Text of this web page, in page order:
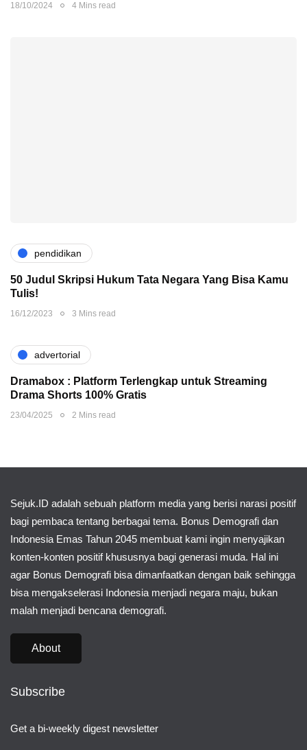
18/10/2024 4 Mins read
pendidikan
50 Judul Skripsi Hukum Tata Negara Yang Bisa Kamu
Tulis!
16/12/2023 3 Mins read
advertorial
Dramabox : Platform Terlengkap untuk Streaming
Drama Shorts 100% Gratis
23/04/2025 2 Mins read
Sejuk.ID adalah sebuah platform media yang berisi narasi positif
bagi pembaca tentang berbagai tema. Bonus Demografi dan
Indonesia Emas Tahun 2045 membuat kami ingin menyajikan
konten-konten positif khususnya bagi generasi muda. Hal ini
agar Bonus Demografi bisa dimanfaatkan dengan baik sehingga
bisa mengakselerasi Indonesia menjadi negara maju, bukan
malah menjadi bencana demografi.
About
Subscribe
Get a bi-weekly digest newsletter